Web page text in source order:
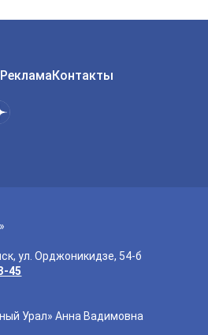
РекламаКонтакты
ул. Орджоникидзе, 54-б
45
Урал» Анна Вадимовна